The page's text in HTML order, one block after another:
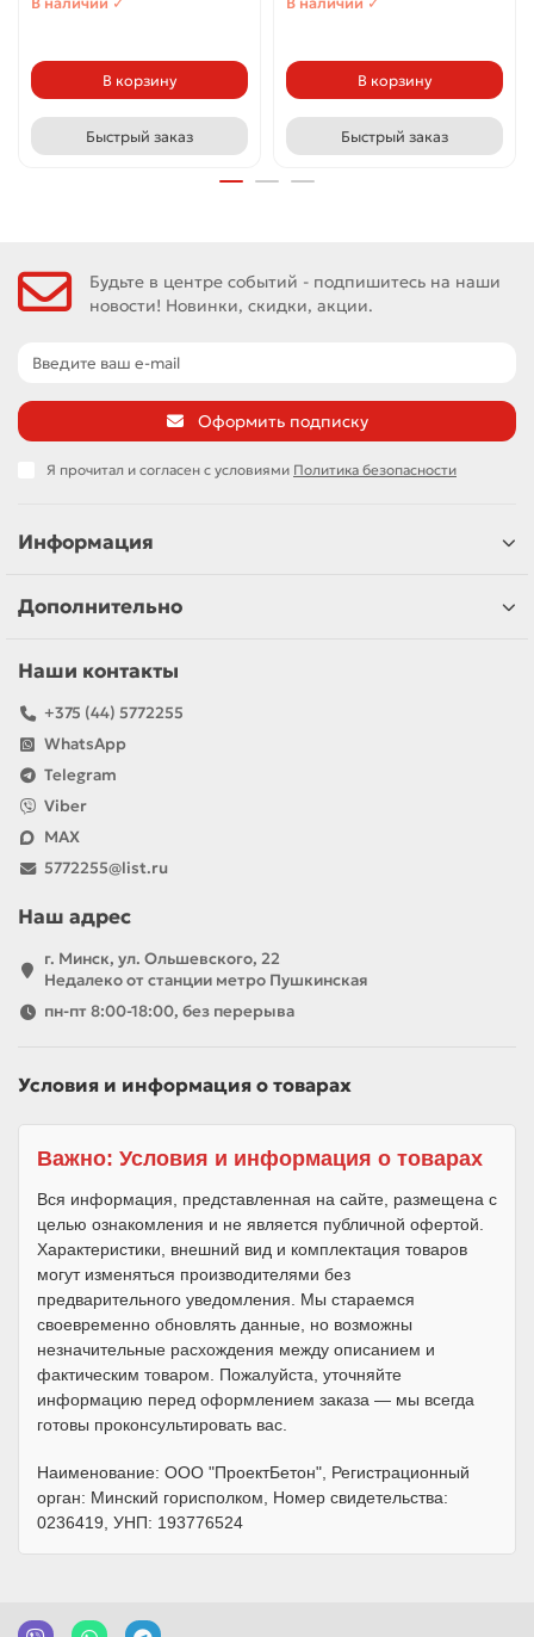
В корзину
Быстрый заказ
В корзину
Быстрый заказ
Будьте в центре событий - подпишитесь на наши
новости! Новинки, скидки, акции.
Оформить подписку
Я прочитал и согласен с условиями Политика безопасности
Информация
Дополнительно
Наши контакты
+375 (44) 5772255
WhatsApp
Telegram
Viber
MAX
5772255@list.ru
Наш адрес
г. Минск, ул. Ольшевского, 22
Недалеко от станции метро Пушкинская
пн-пт 8:00-18:00, без перерыва
Условия и информация о товарах
Важно: Условия и информация о товарах
Вся информация, представленная на сайте, размещена с
целью ознакомления и не является публичной офертой.
Характеристики, внешний вид и комплектация товаров
могут изменяться производителями без
предварительного уведомления. Мы стараемся
своевременно обновлять данные, но возможны
незначительные расхождения между описанием и
фактическим товаром. Пожалуйста, уточняйте
информацию перед оформлением заказа — мы всегда
готовы проконсультировать вас.
Наименование: ООО "ПроектБетон", Регистрационный
орган: Минский горисполком, Номер свидетельства:
0236419, УНП: 193776524